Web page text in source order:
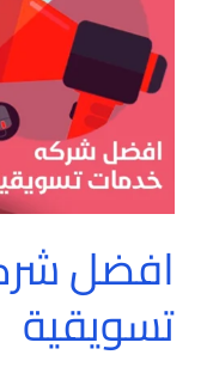
افضل
تسويقية